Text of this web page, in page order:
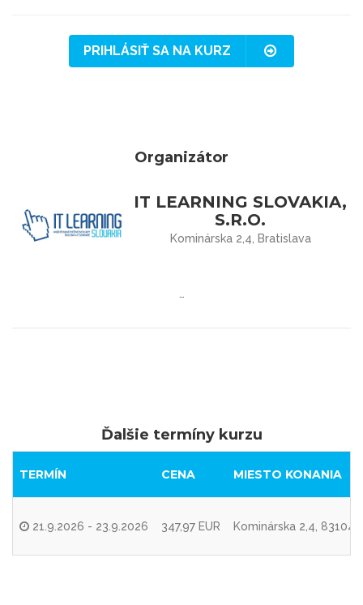
PRIHLÁSIŤ SA NA KURZ
Organizátor
IT LEARNING SLOVAKIA,
S.R.O.
Kominárska 2,4, Bratislava
Ďalšie termíny kurzu
TERMÍN CENA MIESTO KONANIA
21.9.2026 - 23.9.2026 347,97 EUR Kominárska 2,4, 83104